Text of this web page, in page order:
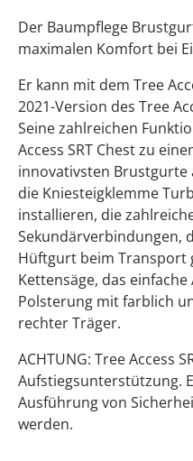
Der Baumpflege
maximalen Komfort bei
Er kann mit dem Tree
2021-Version des Tree
Seine zahlreichen
Access SRT Chest zu
innovativsten Brustgurte
die Kniesteigklemme
installieren, die
Sekundärverbindungen,
Hüftgurt beim Transport
Kettensäge, das
Polsterung mit farblich
rechter Träger.
ACHTUNG: Tree Access
Aufstiegsunterstützung.
Ausführung von
werden.